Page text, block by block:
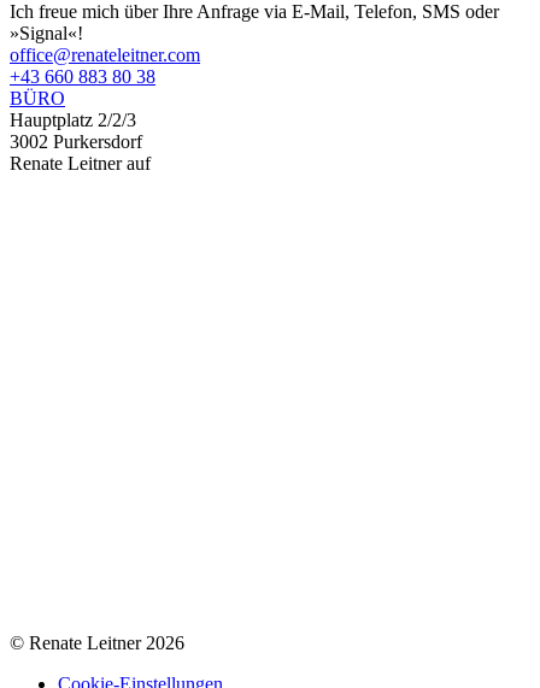
Ich freue mich über Ihre Anfrage via E-Mail, Telefon, SMS oder
»Signal«!
office@renateleitner.com
+43 660 883 80 38
BÜRO
Hauptplatz 2/2/3
3002 Purkersdorf
Renate Leitner auf
© Renate Leitner 2026